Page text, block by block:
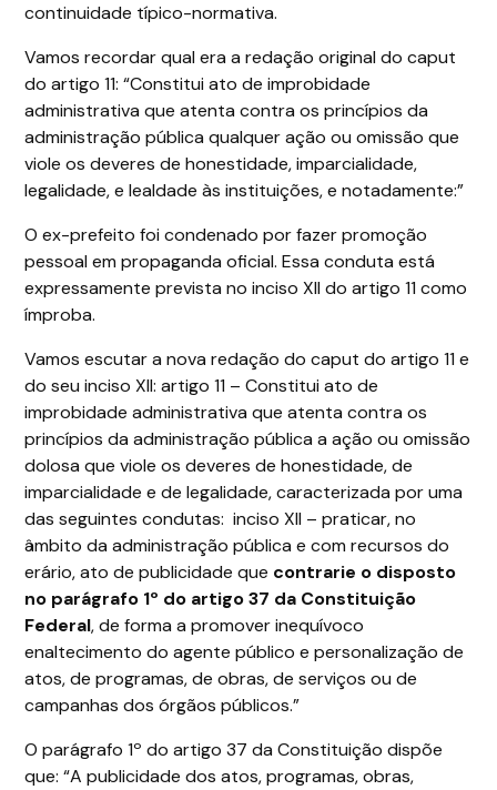
continuidade típico-normativa.
Vamos recordar qual era a redação original do caput
do artigo 11: “Constitui ato de improbidade
administrativa que atenta contra os princípios da
administração pública qualquer ação ou omissão que
viole os deveres de honestidade, imparcialidade,
legalidade, e lealdade às instituições, e notadamente:”
O ex-prefeito foi condenado por fazer promoção
pessoal em propaganda oficial. Essa conduta está
expressamente prevista no inciso XII do artigo 11 como
ímproba.
Vamos escutar a nova redação do caput do artigo 11 e
do seu inciso XII: artigo 11 – Constitui ato de
improbidade administrativa que atenta contra os
princípios da administração pública a ação ou omissão
dolosa que viole os deveres de honestidade, de
imparcialidade e de legalidade, caracterizada por uma
das seguintes condutas: inciso XII – praticar, no
âmbito da administração pública e com recursos do
erário, ato de publicidade que contrarie o disposto
no parágrafo 1º do artigo 37 da Constituição
Federal, de forma a promover inequívoco
enaltecimento do agente público e personalização de
atos, de programas, de obras, de serviços ou de
campanhas dos órgãos públicos.”
O parágrafo 1º do artigo 37 da Constituição dispõe
que: “A publicidade dos atos, programas, obras,